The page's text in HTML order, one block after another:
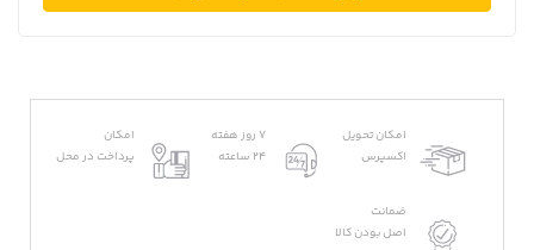
امکان تحویل
اکسپرس
7 روز هفته
24 ساعته
امکان
پرداخت در محل
ضمانت
اصل بودن کالا